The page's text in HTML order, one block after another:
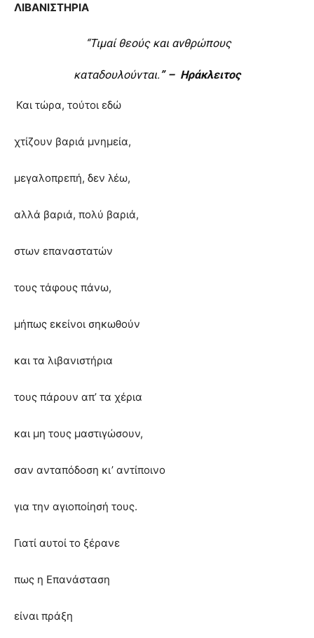
ΛΙΒΑΝΙΣΤΗΡΙΑ
“Τιμαί θεούς και ανθρώπους
καταδουλούνται. ” – Ηράκλειτος
Και τώρα, τούτοι εδώ
χτίζουν βαριά μνημεία,
μεγαλοπρεπή, δεν λέω,
αλλά βαριά, πολύ βαριά,
στων επαναστατών
τους τάφους πάνω,
μήπως εκείνοι σηκωθούν
και τα λιβανιστήρια
τους πάρουν απ’ τα χέρια
και μη τους μαστιγώσουν,
σαν ανταπόδοση κι’ αντίποινο
για την αγιοποίησή τους.
Γιατί αυτοί το ξέρανε
πως η Επανάσταση
είναι πράξη